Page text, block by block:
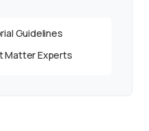
Guidelines
Matter Experts